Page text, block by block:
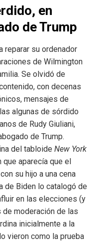
en
de Trump
reparar su ordenador
de Wilmington
Se olvidó de
con decenas
mensajes de
algunas de sórdido
de Rudy Giuliani,
de Trump.
del tabloide New York
que aparecía que el
su hijo a una cena
de Biden lo catalogó de
en las elecciones (y
moderación de las
inicialmente a la
vieron como la prueba